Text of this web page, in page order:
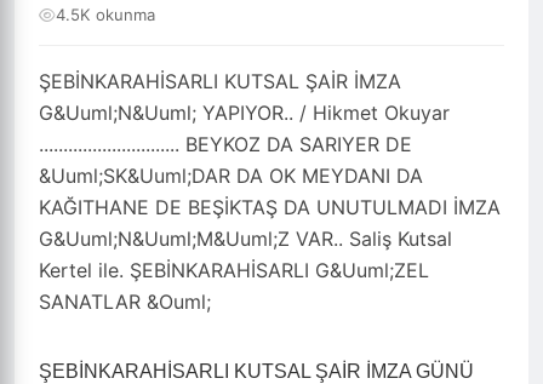
ŞEBİNKARAHİSARLI KUTSAL ŞAİR İMZA
G&Uuml;N&Uuml; YAPIYOR.. / Hikmet Okuyar
............................. BEYKOZ DA SARIYER DE
&Uuml;SK&Uuml;DAR DA OK MEYDANI DA
KAĞITHANE DE BEŞİKTAŞ DA UNUTULMADI İMZA
G&Uuml;N&Uuml;M&Uuml;Z VAR.. Saliş Kutsal
Kertel ile. ŞEBİNKARAHİSARLI G&Uuml;ZEL
SANATLAR &Ouml;
4.5K okunma
ŞEBİNKARAHİSARLI KUTSAL ŞAİR İMZA GÜNÜ